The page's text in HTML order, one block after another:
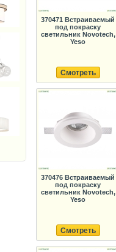
370471 Встраиваемый
под покраску
светильник Novotech,
Yeso
Смотреть
370476 Встраиваемый
под покраску
светильник Novotech,
Yeso
Смотреть